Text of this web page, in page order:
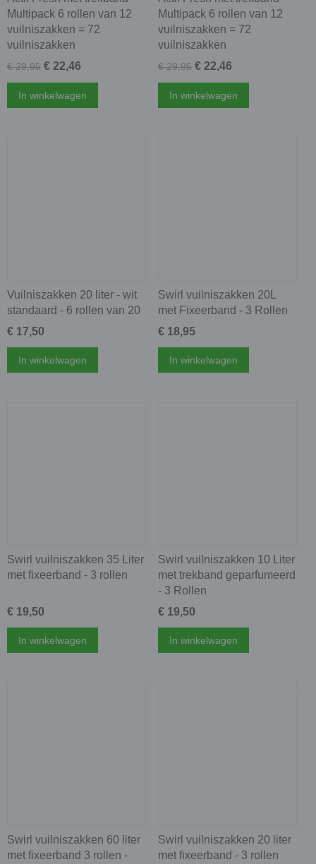
Multipack 6 rollen van 12
vuilniszakken = 72
vuilniszakken
€ 29,95 € 22,46
In winkelwagen
Multipack 6 rollen van 12
vuilniszakken = 72
vuilniszakken
€ 29,95 € 22,46
In winkelwagen
Vuilniszakken 20 liter - wit
standaard - 6 rollen van 20
€ 17,50
In winkelwagen
Swirl vuilniszakken 20L
met Fixeerband - 3 Rollen
€ 18,95
In winkelwagen
Swirl vuilniszakken 35 Liter
met fixeerband - 3 rollen
€ 19,50
In winkelwagen
Swirl vuilniszakken 10 Liter
met trekband geparfumeerd
- 3 Rollen
€ 19,50
In winkelwagen
Swirl vuilniszakken 60 liter
met fixeerband 3 rollen -
Swirl vuilniszakken 20 liter
met fixeerband - 3 rollen